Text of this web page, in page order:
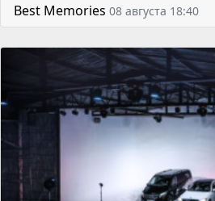
Best Memories 08 августа 18:40